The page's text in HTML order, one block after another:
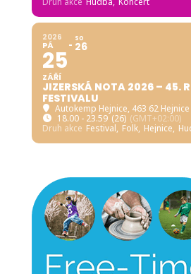
2026
PÁ
25
ZÁŘÍ
SO
26
JIZERSKÁ NOTA 2026 – 45.
FESTIVALU
Autokemp Hejnice, 463 62 Hejnice
18.00 - 23.59 (26) (GMT+02:00)
Druh akce Festival, Folk, Hejnice,